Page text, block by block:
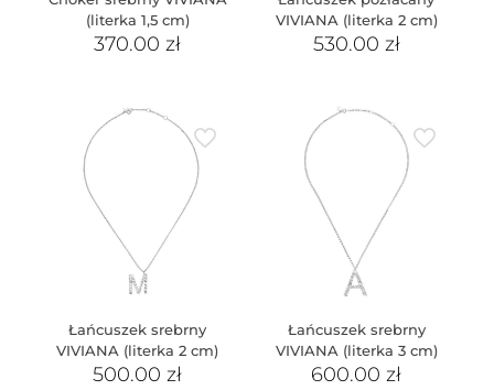
(literka 1,5 cm)
370.00zł
VIVIANA (literka 2 cm)
530.00 zł
Łańcuszek srebrny
VIVIANA (literka 2 cm)
500.00zł
Łańcuszek srebrny
VIVIANA (literka 3 cm)
600.00zł